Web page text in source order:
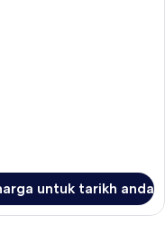
untuk tarikh anda